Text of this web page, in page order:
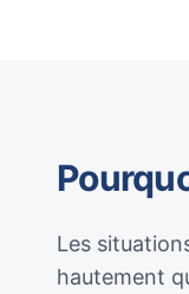
Les
hautement